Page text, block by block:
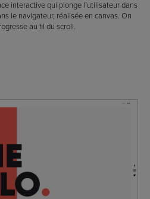
interactive qui plonge l’utilisateur dans
le navigateur, réalisée en canvas. On
au fil du scroll.